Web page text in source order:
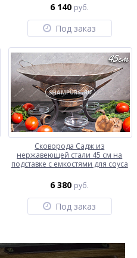
6 140 руб.
Под заказ
Сковорода Садж из
нержавеющей стали 45 см на
подставке с емкостями для соуса
6 380 руб.
Под заказ